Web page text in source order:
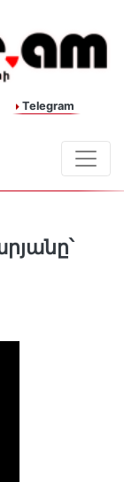
Telegram